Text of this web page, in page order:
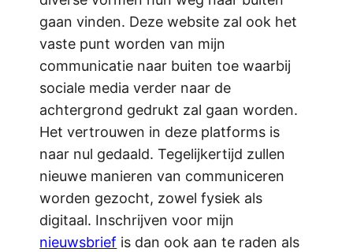
gaan vinden. Deze website zal ook het
vaste punt worden van mijn
communicatie naar buiten toe waarbij
sociale media verder naar de
achtergrond gedrukt zal gaan worden.
Het vertrouwen in deze platforms is
naar nul gedaald. Tegelijkertijd zullen
nieuwe manieren van communiceren
worden gezocht, zowel fysiek als
digitaal. Inschrijven voor mijn
nieuwsbrief is dan ook aan te raden als